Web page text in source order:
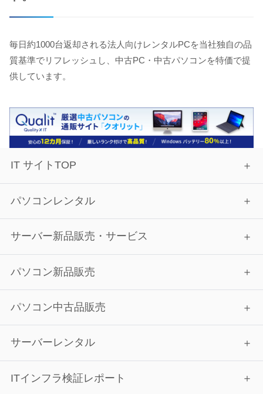
毎日約1000台返却される法人向けレンタルPCを当社独自の品
質基準でリフレッシュし、中古PC・中古パソコンを特価で提
供しています。
IT サイトTOP
パソコンレンタル
サーバー新品販売・サービス
パソコン新品販売
パソコン中古品販売
サーバーレンタル
ITインフラ検証レポート